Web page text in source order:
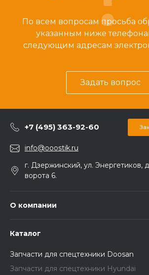
По всем вопросам просьба
указанным ниже
следующим адресам
Задать вопрос
+7 (495) 363-92-60
info@ooostik.ru
г. Дзержинский, ул. Энергетиков,
ворота 6.
О компании
Каталог
Запчасти для спецтехники Doosan
Запчасти для спецтехники Hyundai